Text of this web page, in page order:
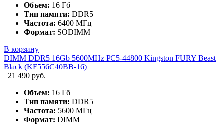
Объем: 16 Гб
Тип памяти: DDR5
Частота: 6400 МГц
Формат: SODIMM
В корзину
DIMM DDR5 16Gb 5600MHz PC5-44800 Kingston FURY Beast
Black (KF556C40BB-16)
21 490 руб.
Объем: 16 Гб
Тип памяти: DDR5
Частота: 5600 МГц
Формат: DIMM